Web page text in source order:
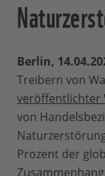
Berlin,
Treibern von
veröffentlichter
von
Prozent der